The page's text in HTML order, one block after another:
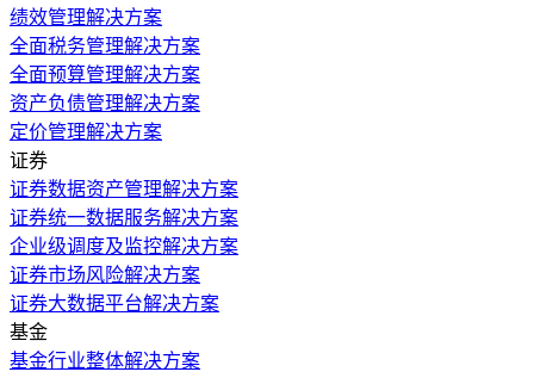
绩效管理解决方案
全面税务管理解决方案
全面预算管理解决方案
资产负债管理解决方案
定价管理解决方案
证券
证券数据资产管理解决方案
证券统一数据服务解决方案
企业级调度及监控解决方案
证券市场风险解决方案
证券大数据平台解决方案
基金
基金行业整体解决方案